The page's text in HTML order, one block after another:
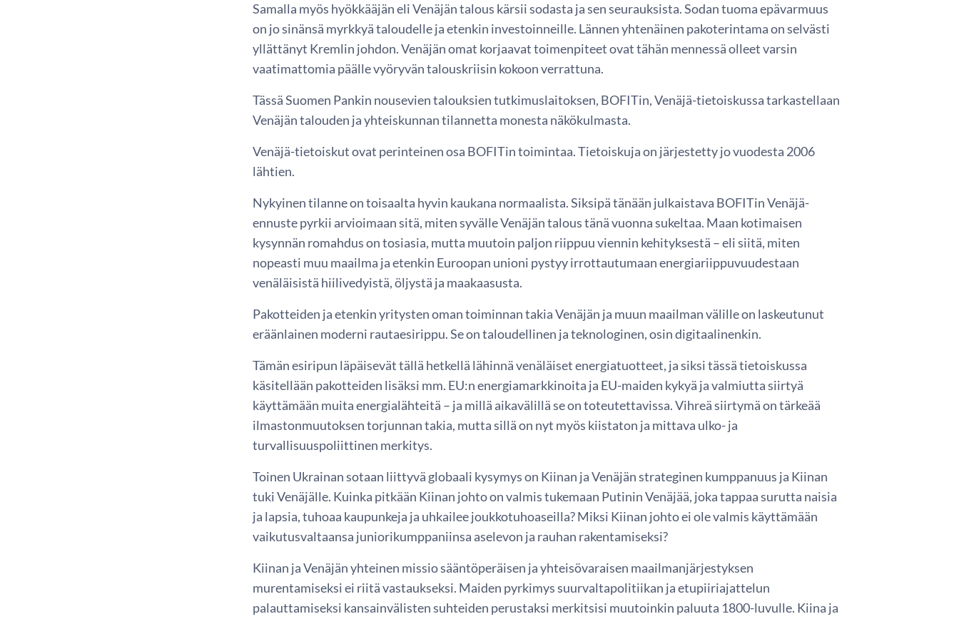
Samalla myös hyökkääjän eli Venäjän talous kärsii sodasta ja sen seurauksista. Sodan tuoma epävarmuus
on jo sinänsä myrkkyä taloudelle ja etenkin investoinneille. Lännen yhtenäinen pakoterintama on selvästi
yllättänyt Kremlin johdon. Venäjän omat korjaavat toimenpiteet ovat tähän mennessä olleet varsin
vaatimattomia päälle vyöryvän talouskriisin kokoon verrattuna.
Tässä Suomen Pankin nousevien talouksien tutkimuslaitoksen, BOFITin, Venäjä-tietoiskussa tarkastellaan
Venäjän talouden ja yhteiskunnan tilannetta monesta näkökulmasta.
Venäjä-tietoiskut ovat perinteinen osa BOFITin toimintaa. Tietoiskuja on järjestetty jo vuodesta 2006
lähtien.
Nykyinen tilanne on toisaalta hyvin kaukana normaalista. Siksipä tänään julkaistava BOFITin Venäjä-
ennuste pyrkii arvioimaan sitä, miten syvälle Venäjän talous tänä vuonna sukeltaa. Maan kotimaisen
kysynnän romahdus on tosiasia, mutta muutoin paljon riippuu viennin kehityksestä – eli siitä, miten
nopeasti muu maailma ja etenkin Euroopan unioni pystyy irrottautumaan energiariippuvuudestaan
venäläisistä hiilivedyistä, öljystä ja maakaasusta.
Pakotteiden ja etenkin yritysten oman toiminnan takia Venäjän ja muun maailman välille on laskeutunut
eräänlainen moderni rautaesirippu. Se on taloudellinen ja teknologinen, osin digitaalinenkin.
Tämän esiripun läpäisevät tällä hetkellä lähinnä venäläiset energiatuotteet, ja siksi tässä tietoiskussa
käsitellään pakotteiden lisäksi mm. EU:n energiamarkkinoita ja EU-maiden kykyä ja valmiutta siirtyä
käyttämään muita energialähteitä – ja millä aikavälillä se on toteutettavissa. Vihreä siirtymä on tärkeää
ilmastonmuutoksen torjunnan takia, mutta sillä on nyt myös kiistaton ja mittava ulko- ja
turvallisuuspoliittinen merkitys.
Toinen Ukrainan sotaan liittyvä globaali kysymys on Kiinan ja Venäjän strateginen kumppanuus ja Kiinan
tuki Venäjälle. Kuinka pitkään Kiinan johto on valmis tukemaan Putinin Venäjää, joka tappaa surutta naisia
ja lapsia, tuhoaa kaupunkeja ja uhkailee joukkotuhoaseilla? Miksi Kiinan johto ei ole valmis käyttämään
vaikutusvaltaansa juniorikumppaniinsa aselevon ja rauhan rakentamiseksi?
Kiinan ja Venäjän yhteinen missio sääntöperäisen ja yhteisövaraisen maailmanjärjestyksen
murentamiseksi ei riitä vastaukseksi. Maiden pyrkimys suurvaltapolitiikan ja etupiiriajattelun
palauttamiseksi kansainvälisten suhteiden perustaksi merkitsisi muutoinkin paluuta 1800-luvulle. Kiina ja